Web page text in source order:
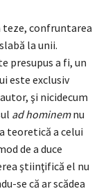
teze, confruntarea
la unii.
presupus a fi, un
este exclusiv
şi nicidecum
ad hominemnu
teoretică a celui
de a duce
ştiinţifică el nu
se că ar scădea